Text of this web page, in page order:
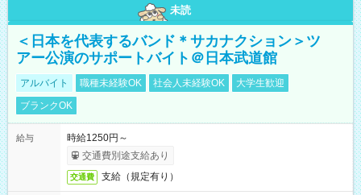
未読
＜日本を代表するバンド＊サカナクション＞ツ
アー公演のサポートバイト＠日本武道館
アルバイト 職種未経験OK 社会人未経験OK
大学生歓迎
ブランクOK
給与
時給1250円～
交通費別途支給あり
交通費 支給（規定有り）